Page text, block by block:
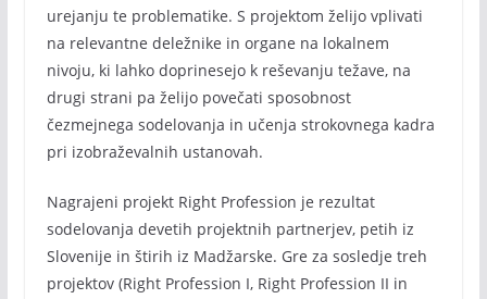
urejanju te problematike. S projektom želijo vplivati
na relevantne deležnike in organe na lokalnem
nivoju, ki lahko doprinesejo k reševanju težave, na
drugi strani pa želijo povečati sposobnost
čezmejnega sodelovanja in učenja strokovnega kadra
pri izobraževalnih ustanovah.
Nagrajeni projekt Right Profession je rezultat
sodelovanja devetih projektnih partnerjev, petih iz
Slovenije in štirih iz Madžarske. Gre za sosledje treh
projektov (Right Profession I, Right Profession II in